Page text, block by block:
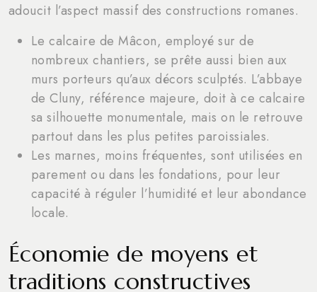
adoucit l’aspect massif des constructions romanes.
Le calcaire de Mâcon, employé sur de
nombreux chantiers, se prête aussi bien aux
murs porteurs qu’aux décors sculptés. L’abbaye
de Cluny, référence majeure, doit à ce calcaire
sa silhouette monumentale, mais on le retrouve
partout dans les plus petites paroissiales.
Les marnes, moins fréquentes, sont utilisées en
parement ou dans les fondations, pour leur
capacité à réguler l’humidité et leur abondance
locale.
Économie de moyens et
traditions constructives